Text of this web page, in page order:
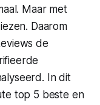
Maar met
Daarom
de
In dit
top 5 beste en